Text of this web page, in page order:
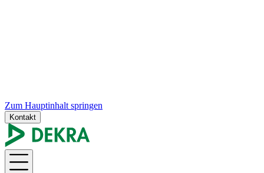
Zum Hauptinhalt springen
Kontakt